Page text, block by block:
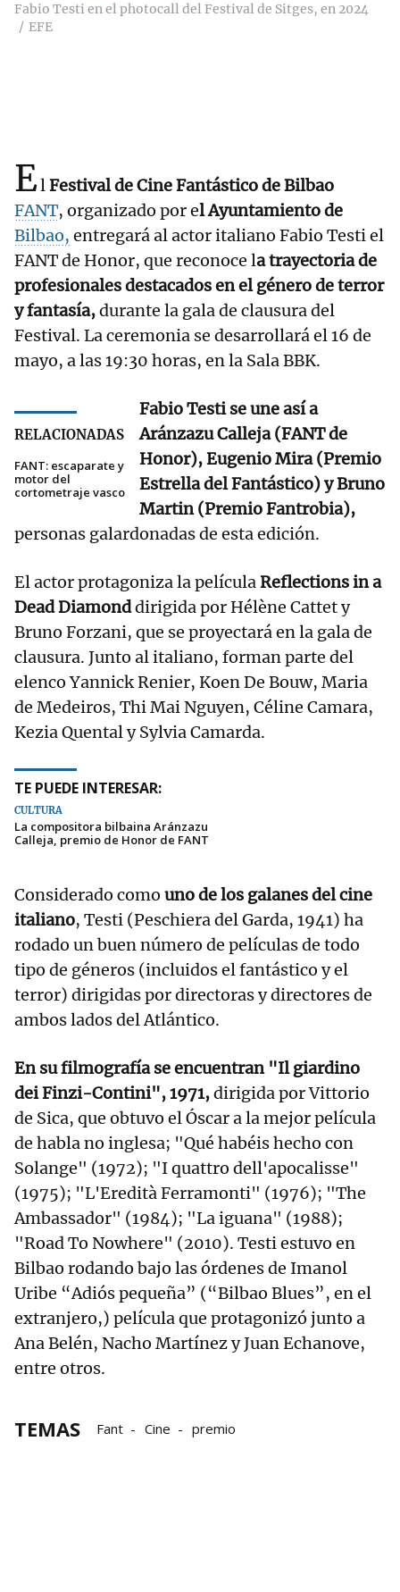
Fabio Testi en el photocall del Festival de Sitges, en 2024
EFE
ElFestival de Cine Fantástico de Bilbao
FANT, organizado por el Ayuntamiento de
Bilbao, entregará al actor italiano Fabio Testi el
FANT de Honor, que reconoce la trayectoria de
profesionales destacados en el género de terror
y fantasía,durante la gala de clausura del
Festival. La ceremonia se desarrollará el 16 de
mayo, a las 19:30 horas, en la Sala BBK.
RELACIONADAS
FANT: escaparate y
motor del
cortometraje vasco
Fabio Testi se une así a
Aránzazu Calleja (FANT de
Honor), Eugenio Mira (Premio
Estrella del Fantástico) y Bruno
Martin (Premio Fantrobia),
personas galardonadas de esta edición.
El actor protagoniza la películaReflections in a
Dead Diamonddirigida por Hélène Cattet y
Bruno Forzani, que se proyectará en la gala de
clausura. Junto al italiano, forman parte del
elenco Yannick Renier, Koen De Bouw, Maria
de Medeiros, Thi Mai Nguyen, Céline Camara,
Kezia Quental y Sylvia Camarda.
TE PUEDE INTERESAR:
CULTURA
La compositora bilbaina Aránzazu
Calleja, premio de Honor de FANT
Considerado como uno de los galanes del cine
italiano, Testi (Peschiera del Garda, 1941) ha
rodado un buen número de películas de todo
tipo de géneros (incluidos el fantástico y el
terror) dirigidas por directoras y directores de
ambos lados del Atlántico.
En su filmografía se encuentran "Il giardino
dei Finzi-Contini", 1971,dirigida por Vittorio
de Sica, que obtuvo el Óscar a la mejor película
de habla no inglesa; "Qué habéis hecho con
Solange" (1972); "I quattro dell'apocalisse"
(1975); "L'Eredità Ferramonti" (1976); "The
Ambassador" (1984); "La iguana" (1988);
"Road To Nowhere" (2010). Testi estuvo en
Bilbao rodando bajo las órdenes de Imanol
Uribe “Adiós pequeña” (“Bilbao Blues”, en el
extranjero,) película que protagonizó junto a
Ana Belén, Nacho Martínez y Juan Echanove,
entre otros.
TEMAS Fant Cine premio